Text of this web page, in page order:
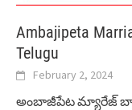
Ambajipeta
Telugu
February 2, 2024
అంబాజీపేట మ్యారేజ్